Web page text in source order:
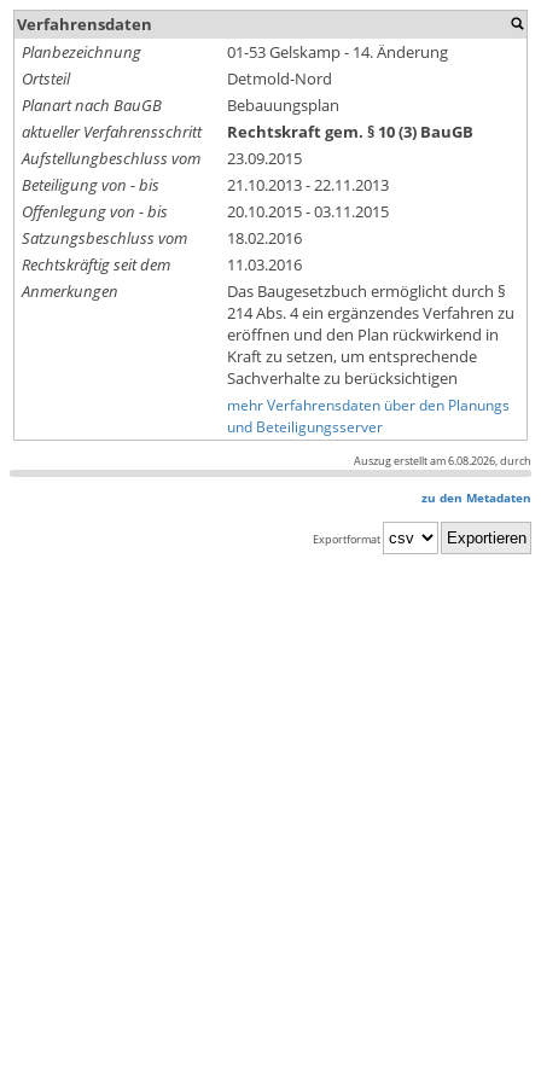
Verfahrensdaten
Planbezeichnung
01-53 Gelskamp - 14. Änderung
Ortsteil
Detmold-Nord
Planart nach BauGB
Bebauungsplan
aktueller Verfahrensschritt
Rechtskraft gem. § 10 (3) BauGB
Aufstellungbeschluss vom
23.09.2015
Beteiligung von - bis
21.10.2013 - 22.11.2013
Offenlegung von - bis
20.10.2015 - 03.11.2015
Satzungsbeschluss vom
18.02.2016
Rechtskräftig seit dem
11.03.2016
Anmerkungen
Das Baugesetzbuch ermöglicht durch §
214 Abs. 4 ein ergänzendes Verfahren zu
eröffnen und den Plan rückwirkend in
Kraft zu setzen, um entsprechende
Sachverhalte zu berücksichtigen
mehr Verfahrensdaten über den Planungs
und Beteiligungsserver
Auszug erstellt am 6.08.2026, durch
zu den Metadaten
Exportformat